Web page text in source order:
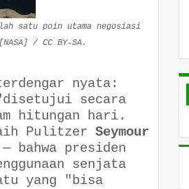
satu poin utama negosiasi
/ CC BY-SA.
nyata:
"disetujui secara
hitungan hari.
Pulitzer Seymour
bahwa presiden
senjata
yang "bisa